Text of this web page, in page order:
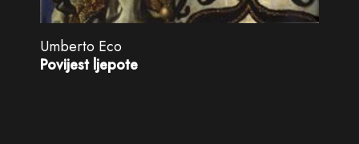
Umberto Eco
Povijest ljepote